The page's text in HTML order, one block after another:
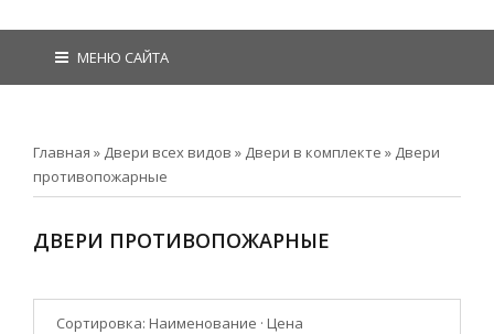
МЕНЮ САЙТА
Главная » Двери всех видов » Двери в комплекте » Двери
противопожарные
ДВЕРИ ПРОТИВОПОЖАРНЫЕ
Сортировка: Наименование · Цена